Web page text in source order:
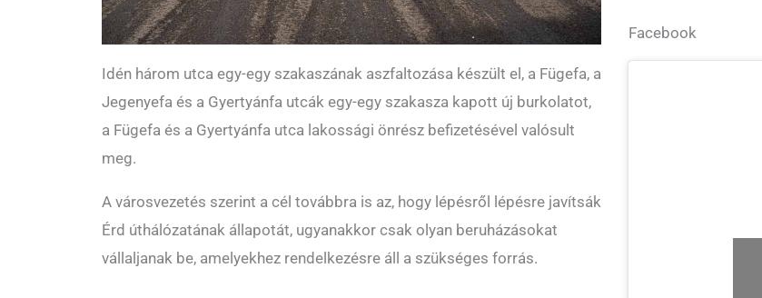
Idén három utca egy-egy szakaszának aszfaltozása készült el, a Fügefa, a
Jegenyefa és a Gyertyánfa utcák egy-egy szakasza kapott új burkolatot,
a Fügefa és a Gyertyánfa utca lakossági önrész befizetésével valósult
meg.
A városvezetés szerint a cél továbbra is az, hogy lépésről lépésre javítsák
Érd úthálózatának állapotát, ugyanakkor csak olyan beruházásokat
vállaljanak be, amelyekhez rendelkezésre áll a szükséges forrás.
Facebook